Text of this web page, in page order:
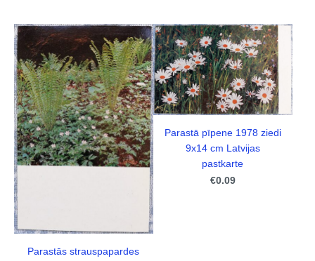
Parastās strauspapardes
Parastā pīpene 1978 ziedi
9x14 cm Latvijas
pastkarte
€0.09